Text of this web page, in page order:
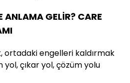
ANLAMA GELİR? CARE
ortadaki engelleri kaldırmak
çıkar yol, çözüm yolu